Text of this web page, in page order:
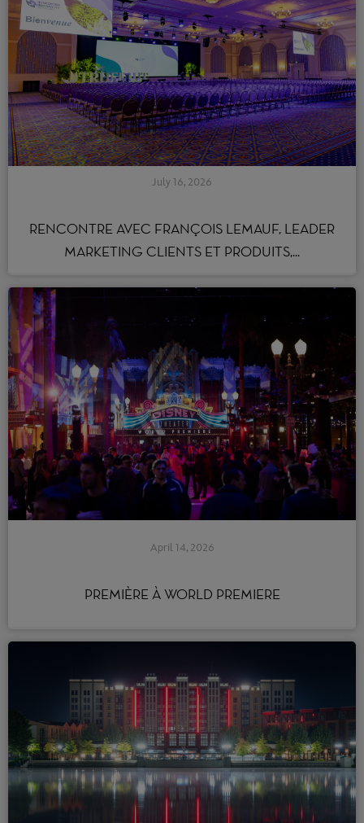
July 16, 2026
RENCONTRE AVEC FRANÇOIS LEMAUF, LEADER
MARKETING CLIENTS ET PRODUITS,...
April 14, 2026
PREMIÈRE À WORLD PREMIERE